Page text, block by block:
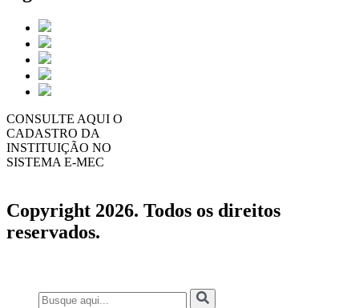
CONSULTE AQUI O
CADASTRO DA
INSTITUIÇÃO NO
SISTEMA E-MEC
Copyright 2026. Todos os direitos
reservados.